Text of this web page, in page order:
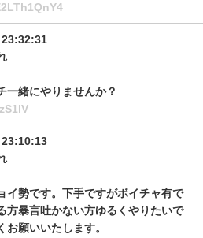
一緒にやりませんか？
イ勢です。下手ですがボイチャ有で
方暴言吐かない方ゆるくやりたいで
お願いいたします。